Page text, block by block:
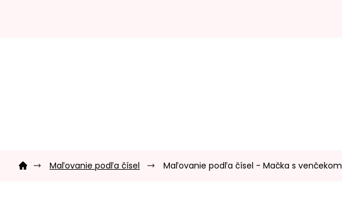
Domov Maľovanie podľa čísel Maľovanie podľa čísel - Mačka s venčekom